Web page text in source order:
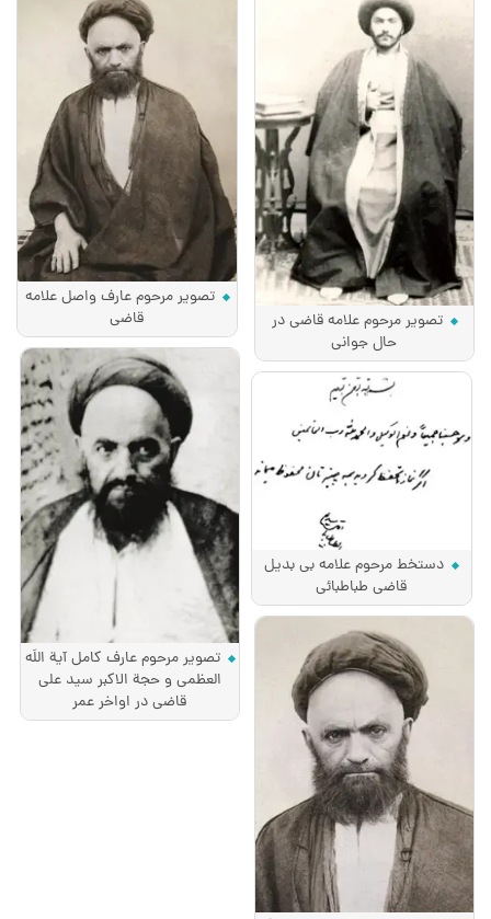
تصویر مرحوم علامه قاضی در
حال جوانی
تصویر مرحوم عارف واصل علامه
قاضی
تصویر مرحوم عارف كامل آیة اللَه
العظمی و حجة الاكبر سید علی
قاضی در اواخر عمر
دستخط مرحوم علامه بی بدیل
قاضی طباطبائی